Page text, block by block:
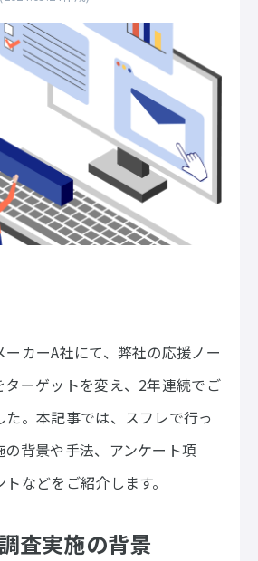
ーカーA社にて、弊社の応援ノー
ターゲットを変え、2年連続でご
。本記事では、スフレで行っ
の背景や手法、アンケート項
などをご紹介します。
査実施の背景